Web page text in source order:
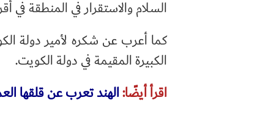
السلام والاستقرار في المنطقة
كما أعرب عن شكره لأمير دولة
الكبيرة المقيمة في دولة الكويت.
اقرأ أيضًا:الهند تعرب عن قلقها